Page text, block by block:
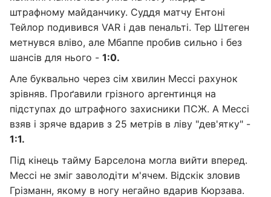
штрафному майданчику. Суддя матчу Ентоні
Тейлор подивився VAR і дав пенальті. Тер Штеген
метнувся вліво, але Мбаппе пробив сильно і без
шансів для нього - 1:0.
Але буквально через сім хвилин Мессі рахунок
зрівняв. Проґавили грізного аргентинця на
підступах до штрафного захисники ПСЖ. А Мессі
взяв і зряче вдарив з 25 метрів в ліву "дев'ятку" -
1:1.
Під кінець тайму Барселона могла вийти вперед.
Мессі не зміг заволодіти м'ячем. Відскік зловив
Грізманн, якому в ногу негайно вдарив Кюрзава.